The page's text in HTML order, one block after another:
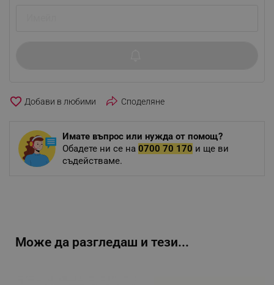
favorite_border Споделяне
Имате въпрос или нужда от помощ?
Обадете ни се на 0700 70 170 и ще ви
съдействаме.
Може да разгледаш и тези...